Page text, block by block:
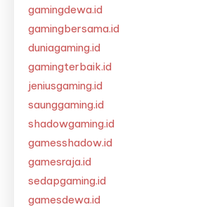
gamingdewa.id
gamingbersama.id
duniagaming.id
gamingterbaik.id
jeniusgaming.id
saunggaming.id
shadowgaming.id
gamesshadow.id
gamesraja.id
sedapgaming.id
gamesdewa.id